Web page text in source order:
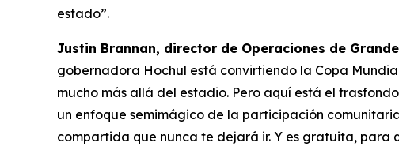
estado”.
Justin Brannan, director de Operaciones de
gobernadora Hochul está convirtiendo la Copa
mucho más allá del estadio. Pero aquí está el
un enfoque semimágico de la participación
compartida que nunca te dejará ir. Y es gratuita, para